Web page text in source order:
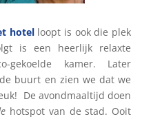
hotelloopt is ook die plek
is een heerlijk relaxte
kamer. Later
buurt en zien we dat we
De avondmaaltijd doen
hotspot van de stad. Ooit